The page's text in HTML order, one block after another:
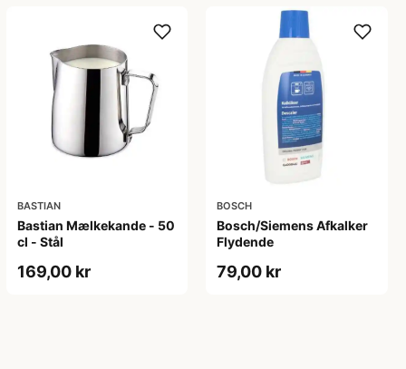
BASTIAN
Bastian Mælkekande - 50
cl - Stål
169,00 kr
BOSCH
Bosch/Siemens Afkalker
Flydende
79,00 kr